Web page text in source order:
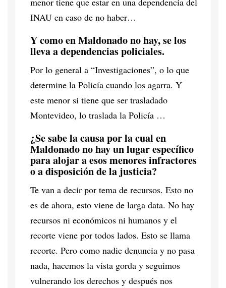
INAU en caso de no haber…
Y como en Maldonado no hay, se los
lleva a dependencias policiales.
Por lo general a “Investigaciones”, o lo que
determine la Policía cuando los agarra. Y
este menor si tiene que ser trasladado
Montevideo, lo traslada la Policía …
¿Se sabe la causa por la cual en
Maldonado no hay un lugar específico
para alojar a esos menores infractores
o a disposición de la justicia?
Te van a decir por tema de recursos. Esto no
es de ahora, esto viene de larga data. No hay
recursos ni económicos ni humanos y el
recorte viene por todos lados. Esto se llama
recorte. Pero como nadie denuncia y no pasa
nada, hacemos la vista gorda y seguimos
vulnerando los derechos y después nos